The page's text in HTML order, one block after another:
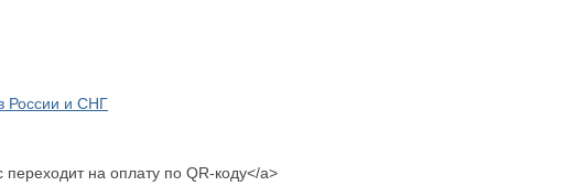
России и СНГ
на оплату по QR-коду</a>